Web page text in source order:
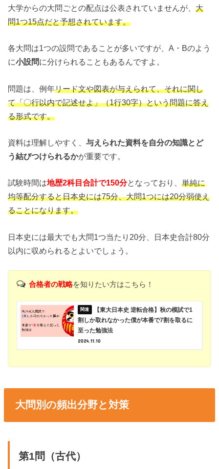
大学からの大問ごとの配点は公表されていませんが、大
問1つ15点だと予想されています。
各大問は1つの設問であることが多いですが、A・Bのよう
に小設問に分けられることもあるんですよ。
問題は、例年リード文や図表が与えられて、それに関し
て「〇行以内で記述せよ」（1行30字）という問題に答え
る形式です。
資料は理解しやすく、与えられた資料を自分の知識とど
う結びつけられるかが重要です。
試験時間は地歴2科目合計で150分となっており、単純に
均等配分すると日本史には75分、大問1つには20分弱使え
ることになります。
日本史には最大でも大問1つ当たり20分、日本史合計80分
以内に収められるとよいでしょう。
合格者の戦略を知りたい方はこちら！
【東大日本史 逆転合格】秋の模試で1
割しか取れなかった僕が本番で7割を取るに
至った勉強法
2024.11.10
大問別の頻出分野と対策
第1問（古代）